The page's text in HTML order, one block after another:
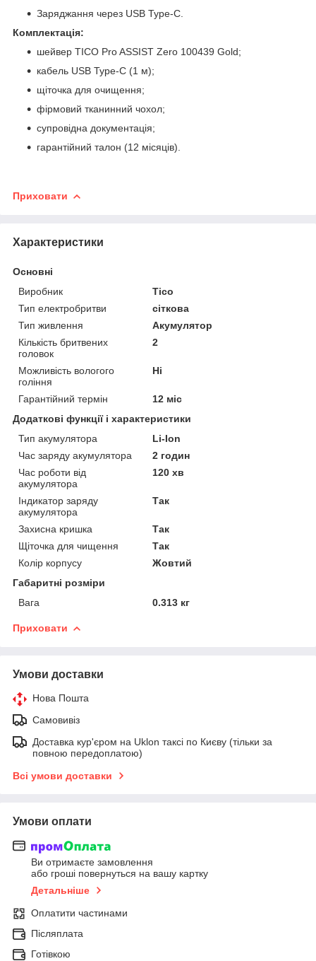
Заряджання через USB Type-C.
Комплектація:
шейвер TICO Pro ASSIST Zero 100439 Gold;
кабель USB Type-C (1 м);
щіточка для очищення;
фірмовий тканинний чохол;
супровідна документація;
гарантійний талон (12 місяців).
Приховати
Характеристики
Основні
Виробник
Tico
Тип електробритви
сіткова
Тип живлення
Акумулятор
Кількість бритвених
головок
2
Можливість вологого
гоління
Ні
Гарантійний термін
12 міс
Додаткові функції і характеристики
Тип акумулятора
Li-Ion
Час заряду акумулятора
2 годин
Час роботи від
акумулятора
120 хв
Індикатор заряду
акумулятора
Так
Захисна кришка
Так
Щіточка для чищення
Так
Колір корпусу
Жовтий
Габаритні розміри
Вага
0.313 кг
Приховати
Умови доставки
Нова Пошта
Самовивіз
Доставка кур'єром на Uklon таксі по Києву (тільки за
повною передоплатою)
Всі умови доставки
Умови оплати
Ви отримаєте замовлення
або гроші повернуться на вашу картку
Детальніше
Оплатити частинами
Післяплата
Готівкою